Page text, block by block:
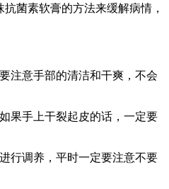
菌素软膏的方法来缓解病情，
注意手部的清洁和干爽，不会
果手上干裂起皮的话，一定要
行调养，平时一定要注意不要